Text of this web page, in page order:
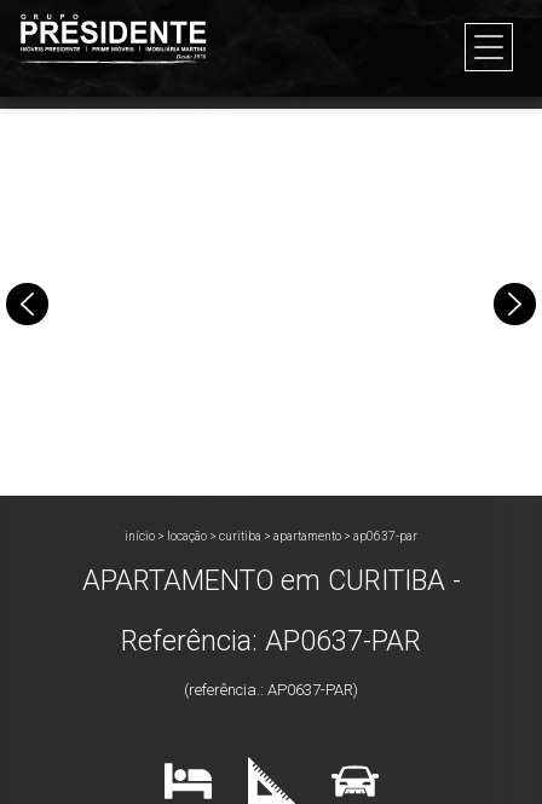
início > locação > curitiba > apartamento > ap0637-par
APARTAMENTO em CURITIBA -
Referência: AP0637-PAR
(referência.: AP0637-PAR)